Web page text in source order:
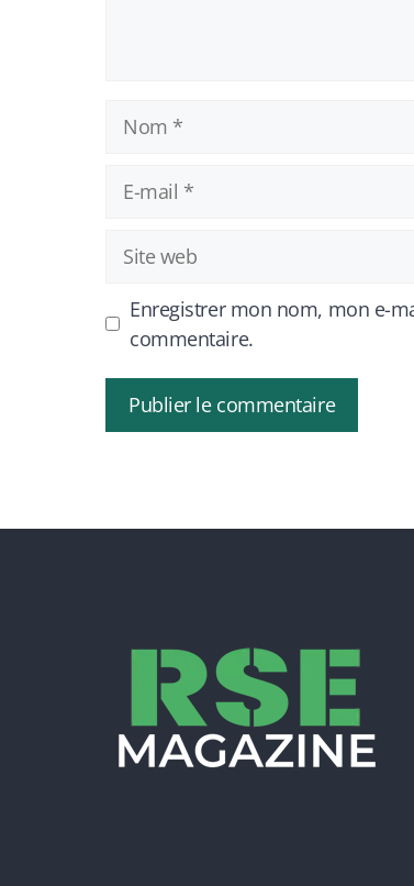
Nom
mail
Site
web
Enregistrer mon nom, mon e-
commentaire.